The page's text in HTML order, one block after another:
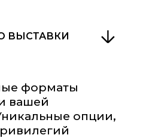
ВЫСТАВКИ
форматы
вашей
опции,